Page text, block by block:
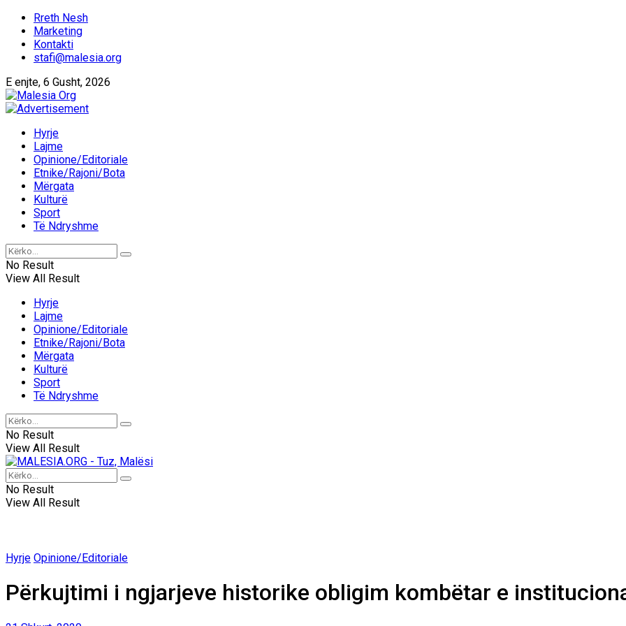
Rreth Nesh
Marketing
Kontakti
stafi@malesia.org
E enjte, 6 Gusht, 2026
Hyrje
Lajme
Opinione/Editoriale
Etnike/Rajoni/Bota
Mërgata
Kulturë
Sport
Të Ndryshme
No Result
View All Result
Hyrje
Lajme
Opinione/Editoriale
Etnike/Rajoni/Bota
Mërgata
Kulturë
Sport
Të Ndryshme
No Result
View All Result
No Result
View All Result
Hyrje Opinione/Editoriale
Përkujtimi i ngjarjeve historike obligim kombëtar e